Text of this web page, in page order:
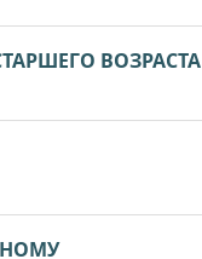
ВОЗРАСТА